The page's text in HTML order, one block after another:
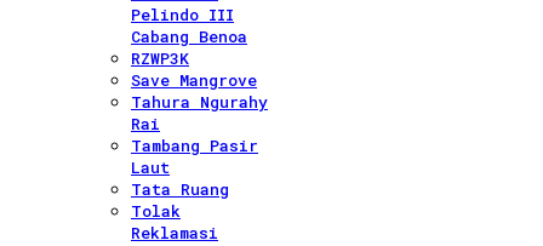
Pelindo III
Cabang Benoa
RZWP3K
Save Mangrove
Tahura Ngurahy
Rai
Tambang Pasir
Laut
Tata Ruang
Tolak
Reklamasi